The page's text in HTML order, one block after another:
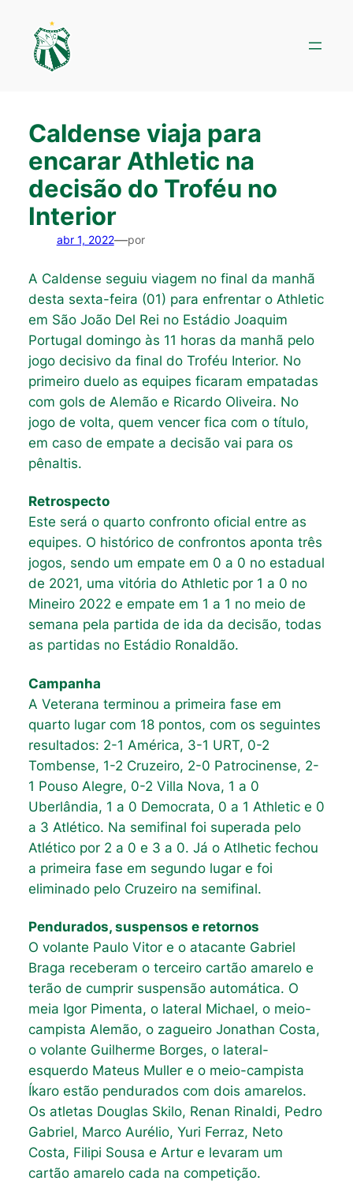
conteúdo
Caldense viaja para
encarar Athletic na
decisão do Troféu no
Interior
abr 1, 2022—por
A Caldense seguiu viagem no final da manhã
desta sexta-feira (01) para enfrentar o Athletic
em São João Del Rei no Estádio Joaquim
Portugal domingo às 11 horas da manhã pelo
jogo decisivo da final do Troféu Interior. No
primeiro duelo as equipes ficaram empatadas
com gols de Alemão e Ricardo Oliveira. No
jogo de volta, quem vencer fica com o título,
em caso de empate a decisão vai para os
pênaltis.
Retrospecto
Este será o quarto confronto oficial entre as
equipes. O histórico de confrontos aponta três
jogos, sendo um empate em 0 a 0 no estadual
de 2021, uma vitória do Athletic por 1 a 0 no
Mineiro 2022 e empate em 1 a 1 no meio de
semana pela partida de ida da decisão, todas
as partidas no Estádio Ronaldão.
Campanha
A Veterana terminou a primeira fase em
quarto lugar com 18 pontos, com os seguintes
resultados: 2-1 América, 3-1 URT, 0-2
Tombense, 1-2 Cruzeiro, 2-0 Patrocinense, 2-
1 Pouso Alegre, 0-2 Villa Nova, 1 a 0
Uberlândia, 1 a 0 Democrata, 0 a 1 Athletic e 0
a 3 Atlético. Na semifinal foi superada pelo
Atlético por 2 a 0 e 3 a 0. Já o Atlhetic fechou
a primeira fase em segundo lugar e foi
eliminado pelo Cruzeiro na semifinal.
Pendurados, suspensos e retornos
O volante Paulo Vitor e o atacante Gabriel
Braga receberam o terceiro cartão amarelo e
terão de cumprir suspensão automática. O
meia Igor Pimenta, o lateral Michael, o meio-
campista Alemão, o zagueiro Jonathan Costa,
o volante Guilherme Borges, o lateral-
esquerdo Mateus Muller e o meio-campista
Íkaro estão pendurados com dois amarelos.
Os atletas Douglas Skilo, Renan Rinaldi, Pedro
Gabriel, Marco Aurélio, Yuri Ferraz, Neto
Costa, Filipi Sousa e Artur e levaram um
cartão amarelo cada na competição.